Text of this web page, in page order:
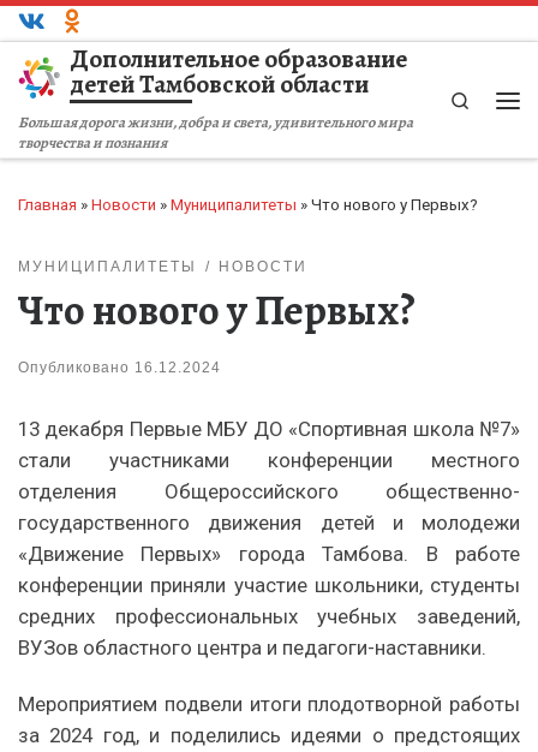
Перейти к содержимому
Дополнительное образование
детей Тамбовской области
Большая дорога жизни, добра и света, удивительного мира
творчества и познания
Search
Главная » Новости » Муниципалитеты » Что нового у Первых?
МУНИЦИПАЛИТЕТЫ НОВОСТИ
Что нового у Первых?
Опубликовано 16.12.2024
13 декабря Первые МБУ ДО «Спортивная школа №7»
стали участниками конференции местного
отделения Общероссийского общественно-
государственного движения детей и молодежи
«Движение Первых» города Тамбова. В работе
конференции приняли участие школьники, студенты
средних профессиональных учебных заведений,
ВУЗов областного центра и педагоги-наставники.
Мероприятием подвели итоги плодотворной работы
за 2024 год, и поделились идеями о предстоящих